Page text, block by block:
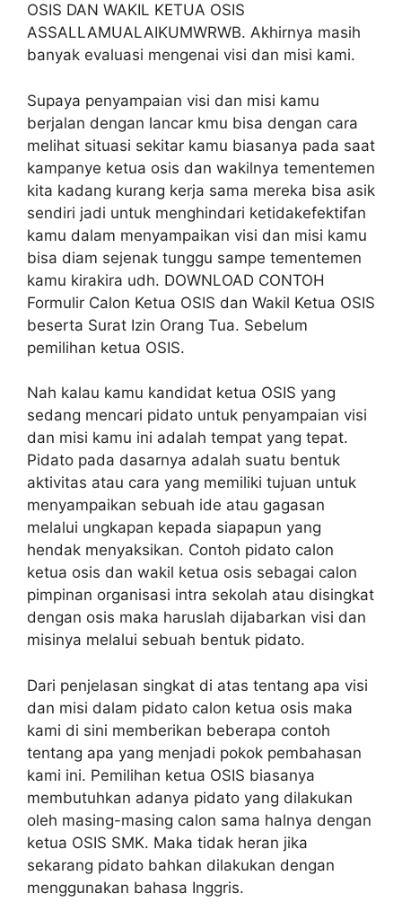
OSIS DAN WAKIL KETUA OSIS
ASSALLAMUALAIKUMWRWB. Akhirnya masih
banyak evaluasi mengenai visi dan misi kami.
Supaya penyampaian visi dan misi kamu
berjalan dengan lancar kmu bisa dengan cara
melihat situasi sekitar kamu biasanya pada saat
kampanye ketua osis dan wakilnya tementemen
kita kadang kurang kerja sama mereka bisa asik
sendiri jadi untuk menghindari ketidakefektifan
kamu dalam menyampaikan visi dan misi kamu
bisa diam sejenak tunggu sampe tementemen
kamu kirakira udh. DOWNLOAD CONTOH
Formulir Calon Ketua OSIS dan Wakil Ketua OSIS
beserta Surat Izin Orang Tua. Sebelum
pemilihan ketua OSIS.
Nah kalau kamu kandidat ketua OSIS yang
sedang mencari pidato untuk penyampaian visi
dan misi kamu ini adalah tempat yang tepat.
Pidato pada dasarnya adalah suatu bentuk
aktivitas atau cara yang memiliki tujuan untuk
menyampaikan sebuah ide atau gagasan
melalui ungkapan kepada siapapun yang
hendak menyaksikan. Contoh pidato calon
ketua osis dan wakil ketua osis sebagai calon
pimpinan organisasi intra sekolah atau disingkat
dengan osis maka haruslah dijabarkan visi dan
misinya melalui sebuah bentuk pidato.
Dari penjelasan singkat di atas tentang apa visi
dan misi dalam pidato calon ketua osis maka
kami di sini memberikan beberapa contoh
tentang apa yang menjadi pokok pembahasan
kami ini. Pemilihan ketua OSIS biasanya
membutuhkan adanya pidato yang dilakukan
oleh masing-masing calon sama halnya dengan
ketua OSIS SMK. Maka tidak heran jika
sekarang pidato bahkan dilakukan dengan
menggunakan bahasa Inggris.